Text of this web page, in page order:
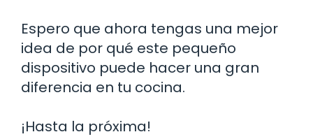
Espero que ahora tengas una mejor
idea de por qué este pequeño
dispositivo puede hacer una gran
diferencia en tu cocina.
¡Hasta la próxima!